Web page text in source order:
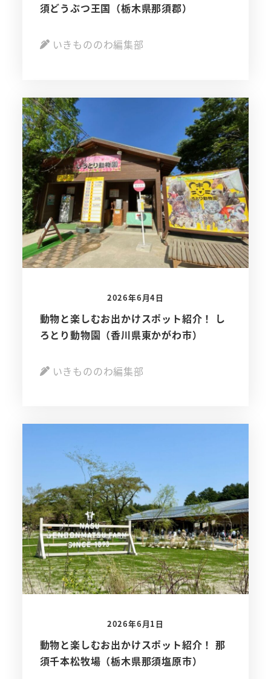
須どうぶつ王国（栃木県那須郡）
いきもののわ編集部
2026年6月4日
動物と楽しむお出かけスポット紹介！ し
ろとり動物園（香川県東かがわ市）
いきもののわ編集部
2026年6月1日
動物と楽しむお出かけスポット紹介！ 那
須千本松牧場（栃木県那須塩原市）